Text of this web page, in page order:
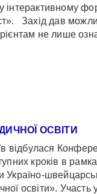
інтерактивному
Захід дав
не лише
ОСВІТИ
відбулася
кроків в
Україно-
освіти». Участь